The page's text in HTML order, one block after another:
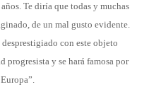
Te diría que todas y muchas
de un mal gusto evidente.
con este objeto
progresista y se hará famosa por